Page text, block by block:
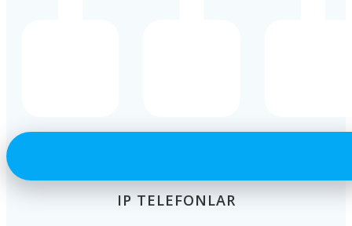
IP TELEFONLAR